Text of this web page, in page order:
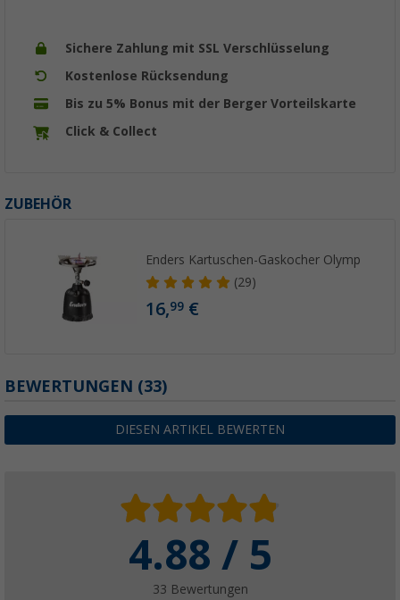
Sichere Zahlung mit SSL Verschlüsselung
Kostenlose Rücksendung
Bis zu 5% Bonus mit der Berger Vorteilskarte
Click & Collect
ZUBEHÖR
Enders Kartuschen-Gaskocher Olymp
(29)
16,99 €
BEWERTUNGEN (33)
DIESEN ARTIKEL BEWERTEN
4.88 / 5
33 Bewertungen